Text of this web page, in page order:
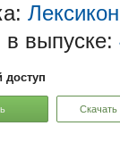
Лексикон
в выпуске:
доступ
Скачать